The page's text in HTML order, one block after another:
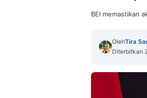
BEI memastikan
OlehTira
Diterbitkan